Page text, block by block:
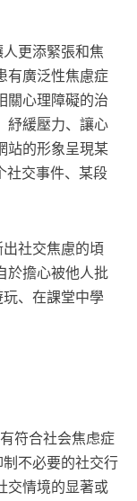
更添緊張和焦
有廣泛性焦慮症
關心理障礙的治
紓緩壓力、讓心
站的形象呈現某
社交事件、某段
社交焦慮的頃
於擔心被他人批
、在課堂中學
符合社会焦虑症
不必要的社交行
交情境的显著或